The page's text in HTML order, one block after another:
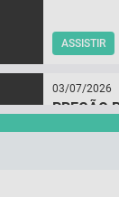
ASSISTIR
03/07/2026
PREGÃO